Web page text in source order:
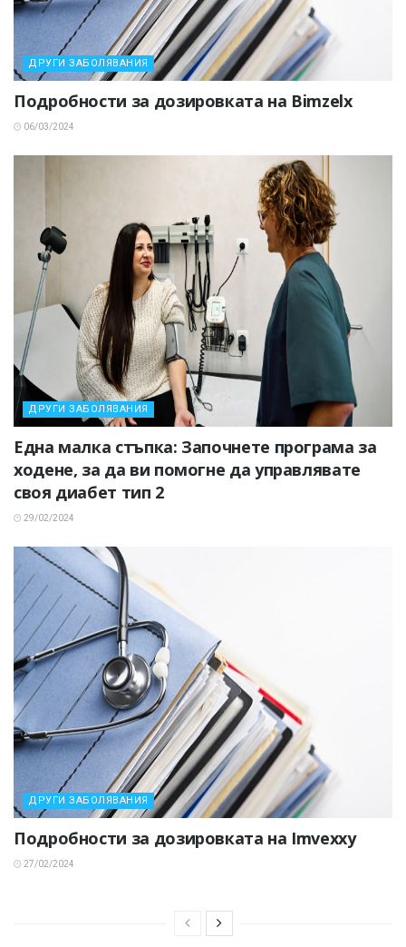
ДРУГИ ЗАБОЛЯВАНИЯ
Подробности за дозировката на Bimzelx
06/03/2024
ДРУГИ ЗАБОЛЯВАНИЯ
Една малка стъпка: Започнете програма за
ходене, за да ви помогне да управлявате
своя диабет тип 2
29/02/2024
ДРУГИ ЗАБОЛЯВАНИЯ
Подробности за дозировката на Imvexxy
27/02/2024